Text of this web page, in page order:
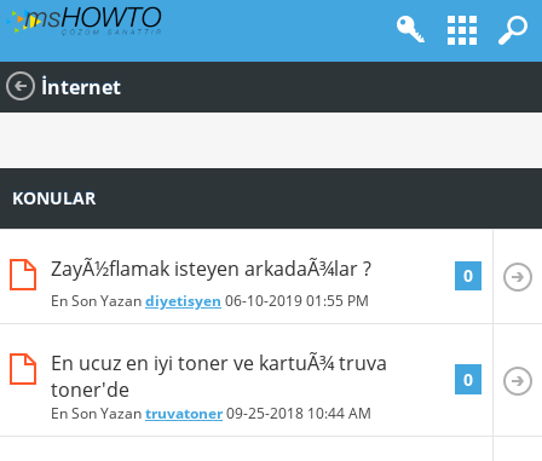
İnternet
KONULAR
ZayÃ½flamak isteyen arkadaÃ¾lar ?
En Son Yazandiyetisyen 06-10-201901:55 PM
0
En ucuz en iyi toner ve kartuÃ¾ truva
toner'de
En Son Yazantruvatoner09-25-2018 10:44 AM
0